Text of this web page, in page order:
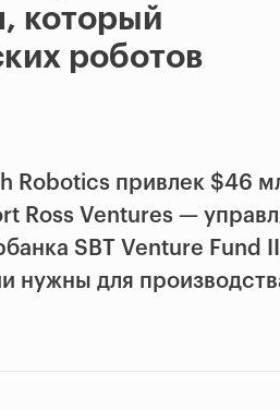
который
роботов
Robotics привлек $46
Ross Ventures —
SBT Venture Fund
нужны для